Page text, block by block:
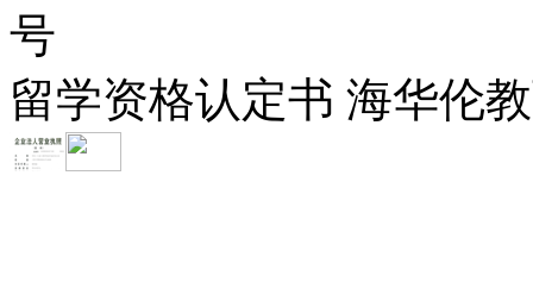
号
留学资格认定书 海华伦